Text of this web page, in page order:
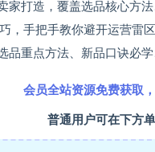
家打造，覆盖选品核心方
，手把手教你避开运营雷
品重点方法、新品口诀必
会员全站资源免费获取
普通用户可在下方